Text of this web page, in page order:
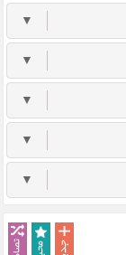
▼
▼
▼
▼
▼